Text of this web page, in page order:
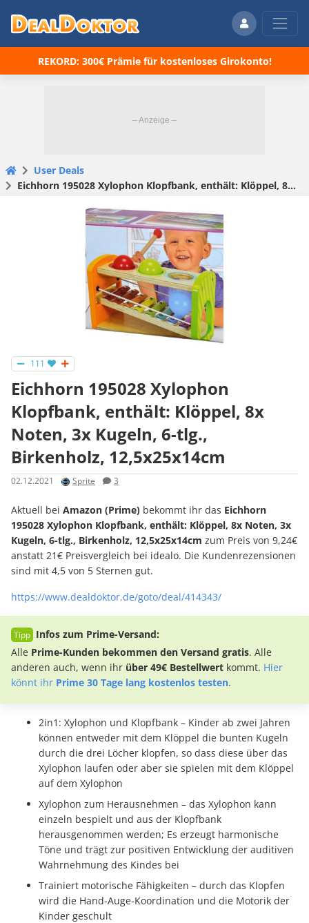
REKORD: 300€ Prämie für kostenloses Girokonto!
User Deals
Eichhorn 195028 Xylophon Klopfbank, enthält: Klöppel, 8x Noten, 3x Kugeln, 6-tlg., Birkenholz, 12,5x25x14cm
111
Eichhorn 195028 Xylophon
Klopfbank, enthält: Klöppel, 8x
Noten, 3x Kugeln, 6-tlg.,
Birkenholz, 12,5x25x14cm
02.12.2021 Sprite 3
Aktuell bei Amazon (Prime) bekommt ihr das Eichhorn
195028 Xylophon Klopfbank, enthält: Klöppel, 8x Noten, 3x
Kugeln, 6-tlg., Birkenholz, 12,5x25x14cm zum Preis von 9,24€
anstatt 21€ Preisvergleich bei idealo. Die Kundenrezensionen
sind mit 4,5 von 5 Sternen gut.
https://www.dealdoktor.de/goto/deal/414343/
Infos zum Prime-Versand:
Alle Prime-Kunden bekommen den Versand gratis. Alle
anderen auch, wenn ihr über 49€ Bestellwert kommt. Hier
könnt ihr Prime 30 Tage lang kostenlos testen.
2in1: Xylophon und Klopfbank – Kinder ab zwei Jahren
können entweder mit dem Klöppel die bunten Kugeln
durch die drei Löcher klopfen, so dass diese über das
Xylophon laufen oder aber sie spielen mit dem Klöppel
auf dem Xylophon
Xylophon zum Herausnehmen – das Xylophon kann
einzeln bespielt und aus der Klopfbank
herausgenommen werden; Es erzeugt harmonische
Töne und trägt zur positiven Entwicklung der auditiven
Wahrnehmung des Kindes bei
Trainiert motorische Fähigkeiten – durch das Klopfen
wird die Hand-Auge-Koordination und die Motorik der
Kinder geschult